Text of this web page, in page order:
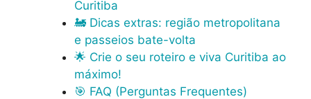
Curitiba
🚂 Dicas extras: região metropolitana
e passeios bate-volta
🌟 Crie o seu roteiro e viva Curitiba ao
máximo!
🎯 FAQ (Perguntas Frequentes)